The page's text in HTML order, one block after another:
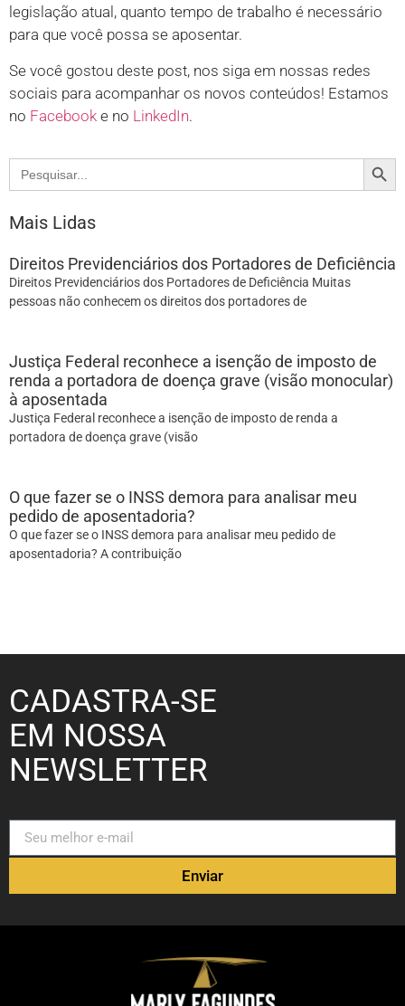
legislação atual, quanto tempo de trabalho é necessário
para que você possa se aposentar.
Se você gostou deste post, nos siga em nossas redes
sociais para acompanhar os novos conteúdos! Estamos
no Facebook e no LinkedIn.
Search
for:
Mais Lidas
Direitos Previdenciários dos Portadores de Deficiência
Direitos Previdenciários dos Portadores de Deficiência Muitas
pessoas não conhecem os direitos dos portadores de
Justiça Federal reconhece a isenção de imposto de
renda a portadora de doença grave (visão monocular)
à aposentada
Justiça Federal reconhece a isenção de imposto de renda a
portadora de doença grave (visão
O que fazer se o INSS demora para analisar meu
pedido de aposentadoria?
O que fazer se o INSS demora para analisar meu pedido de
aposentadoria? A contribuição
CADASTRA-SE
EM NOSSA
NEWSLETTER
Enviar